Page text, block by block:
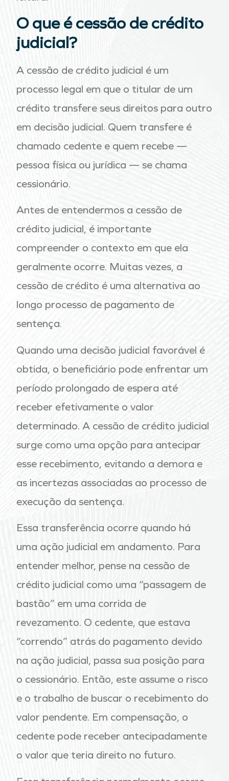
O que é cessão de crédito
judicial?
A cessão de crédito judicial é um
processo legal em que o titular de um
crédito transfere seus direitos para outro
em decisão judicial. Quem transfere é
chamado cedente e quem recebe —
pessoa física ou jurídica — se chama
cessionário.
Antes de entendermos a cessão de
crédito judicial, é importante
compreender o contexto em que ela
geralmente ocorre. Muitas vezes, a
cessão de crédito é uma alternativa ao
longo processo de pagamento de
sentença.
Quando uma decisão judicial favorável é
obtida, o beneficiário pode enfrentar um
período prolongado de espera até
receber efetivamente o valor
determinado. A cessão de crédito judicial
surge como uma opção para antecipar
esse recebimento, evitando a demora e
as incertezas associadas ao processo de
execução da sentença.
Essa transferência ocorre quando há
uma ação judicial em andamento. Para
entender melhor, pense na cessão de
crédito judicial como uma “passagem de
bastão” em uma corrida de
revezamento. O cedente, que estava
“correndo” atrás do pagamento devido
na ação judicial, passa sua posição para
o cessionário. Então, este assume o risco
e o trabalho de buscar o recebimento do
valor pendente. Em compensação, o
cedente pode receber antecipadamente
o valor que teria direito no futuro.